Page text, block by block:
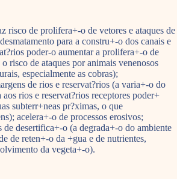
risco de prolifera+-o de vetores e ataques de
para a constru+-o dos canais e
poder-o aumentar a prolifera+-o de
risco de ataques por animais venenosos
especialmente as cobras);
de rios e reservat?rios (a varia+-o do
rios e reservat?rios receptores poder+
subterr+neas pr?ximas, o que
acelera+-o de processos erosivos;
de desertifica+-o (a degrada+-o do ambiente
de reten+-o da +gua e de nutrientes,
da vegeta+-o).